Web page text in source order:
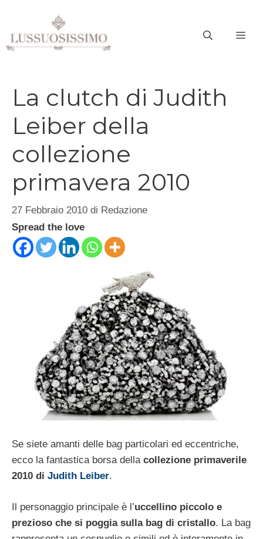
contenuto
La clutch di Judith
Leiber della
collezione
primavera 2010
27 Febbraio 2010 di Redazione
Spread the love
Se siete amanti delle bag particolari ed eccentriche,
ecco la fantastica borsa della collezione primaverile
2010 di Judith Leiber.
Il personaggio principale è l’uccellino piccolo e
prezioso che si poggia sulla bag di cristallo. La bag